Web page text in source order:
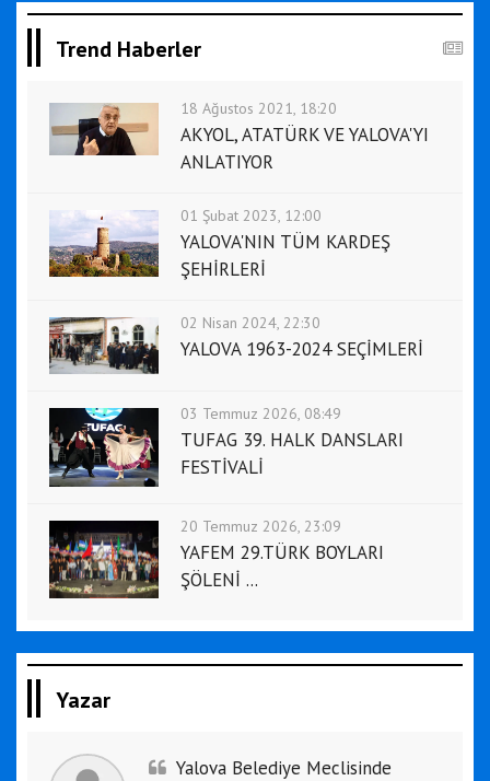
Trend Haberler
18 Ağustos 2021, 18:20
AKYOL, ATATÜRK VE YALOVA'YI
ANLATIYOR
01 Şubat 2023, 12:00
YALOVA'NIN TÜM KARDEŞ
ŞEHİRLERİ
02 Nisan 2024, 22:30
YALOVA 1963-2024 SEÇİMLERİ
03 Temmuz 2026, 08:49
TUFAG 39. HALK DANSLARI
FESTİVALİ
20 Temmuz 2026, 23:09
YAFEM 29.TÜRK BOYLARI
ŞÖLENİ ...
Yazar
Yalova Belediye Meclisinde